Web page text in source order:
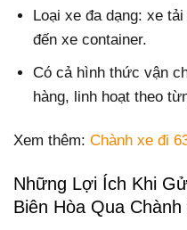
Loại xe đa dạng: xe
đến xe container.
Có cả hình thức vận
hàng, linh hoạt theo
Xem thêm: Chành xe đi
Những Lợi Ích Khi
Biên Hòa Qua Chành